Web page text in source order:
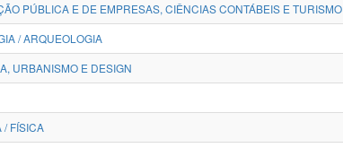
PÚBLICA E DE EMPRESAS, CIÊNCIAS CONTÁBEIS E TURISMO
/ ARQUEOLOGIA
URBANISMO E DESIGN
/ FÍSICA